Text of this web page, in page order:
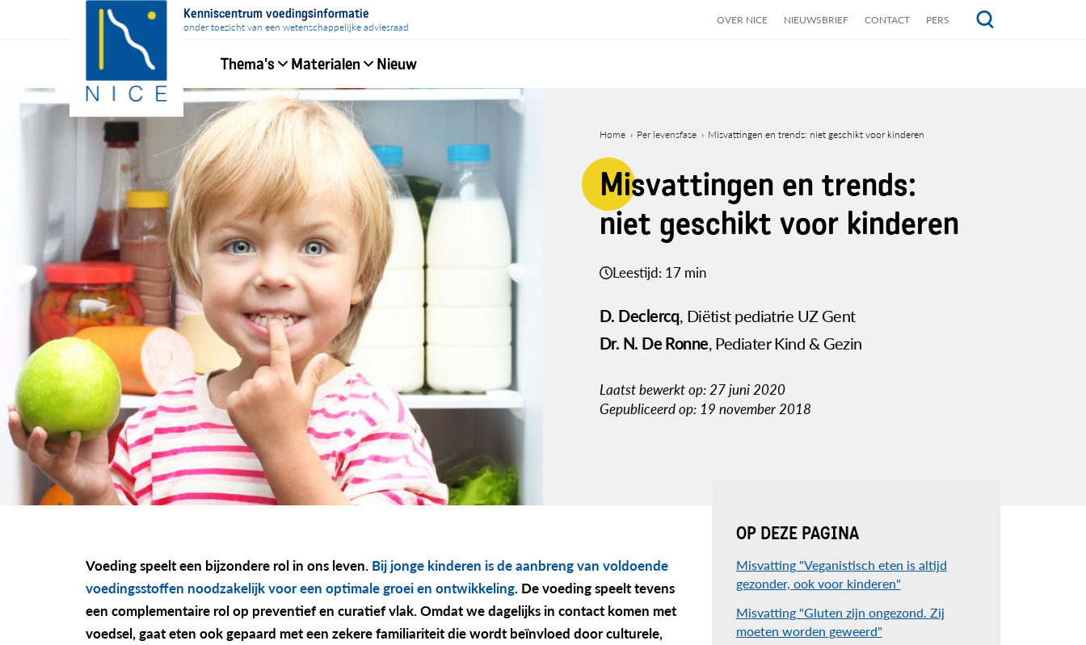
inhoud
gaan
Kenniscentrum voedingsinformatie
onder toezicht van een wetenschappelijke adviesraad
OVER NICE NIEUWSBRIEF CONTACT PERS
Hoofdnavigatie
Thema's Materialen Nieuw
Kruimelpad
Home Per levensfase Misvattingen en trends: niet geschikt voor kinderen
Misvattingen en trends:
niet geschikt voor kinderen
Leestijd: 17 min
D. Declercq, Diëtist pediatrie UZ Gent
Dr. N. De Ronne, Pediater Kind & Gezin
Laatst bewerkt op: 27 juni 2020
Gepubliceerd op: 19 november 2018
Voeding speelt een bijzondere rol in ons leven. Bij jonge kinderen is de aanbreng van voldoende
voedingsstoffen noodzakelijk voor een optimale groei en ontwikkeling. De voeding speelt tevens
een complementaire rol op preventief en curatief vlak. Omdat we dagelijks in contact komen met
voedsel, gaat eten ook gepaard met een zekere familiariteit die wordt beïnvloed door culturele,
OP DEZE PAGINA
Misvatting "Veganistisch eten is altijd
gezonder, ook voor kinderen"
Misvatting "Gluten zijn ongezond. Zij
moeten worden geweerd"